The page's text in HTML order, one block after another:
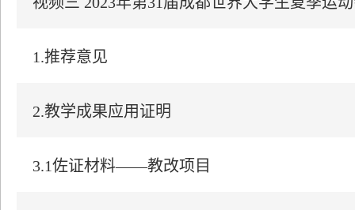
1.推荐意见
2.教学成果应用证明
3.1佐证材料——教改项目